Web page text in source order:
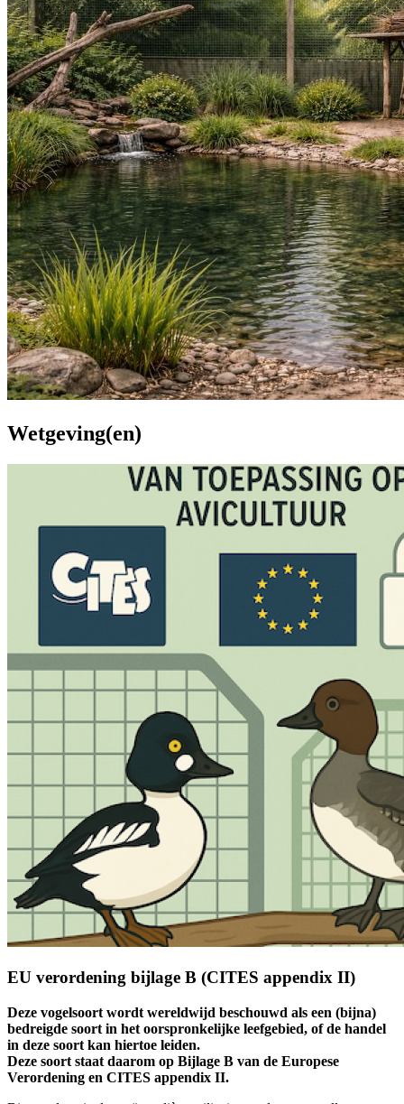
Wetgeving(en)
EU verordening bijlage B (CITES appendix II)
Deze vogelsoort wordt wereldwijd beschouwd als een (bijna)
bedreigde soort in het oorspronkelijke leefgebied, of de handel
in deze soort kan hiertoe leiden.
Deze soort staat daarom op Bijlage B van de Europese
Verordening en CITES appendix II.